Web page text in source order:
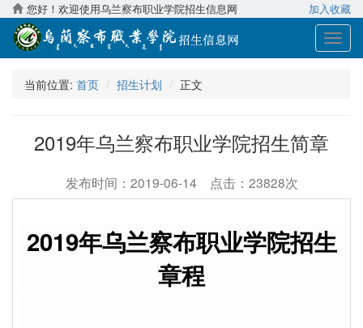
您好！欢迎使用乌兰察布职业学院招生信息网 加入收藏
展
开
当前位置: 首页 招生计划 正文
2019年乌兰察布职业学院招生简章
发布时间：2019-06-14 点击：23828次
2019年乌兰察布职业学院招生
章程